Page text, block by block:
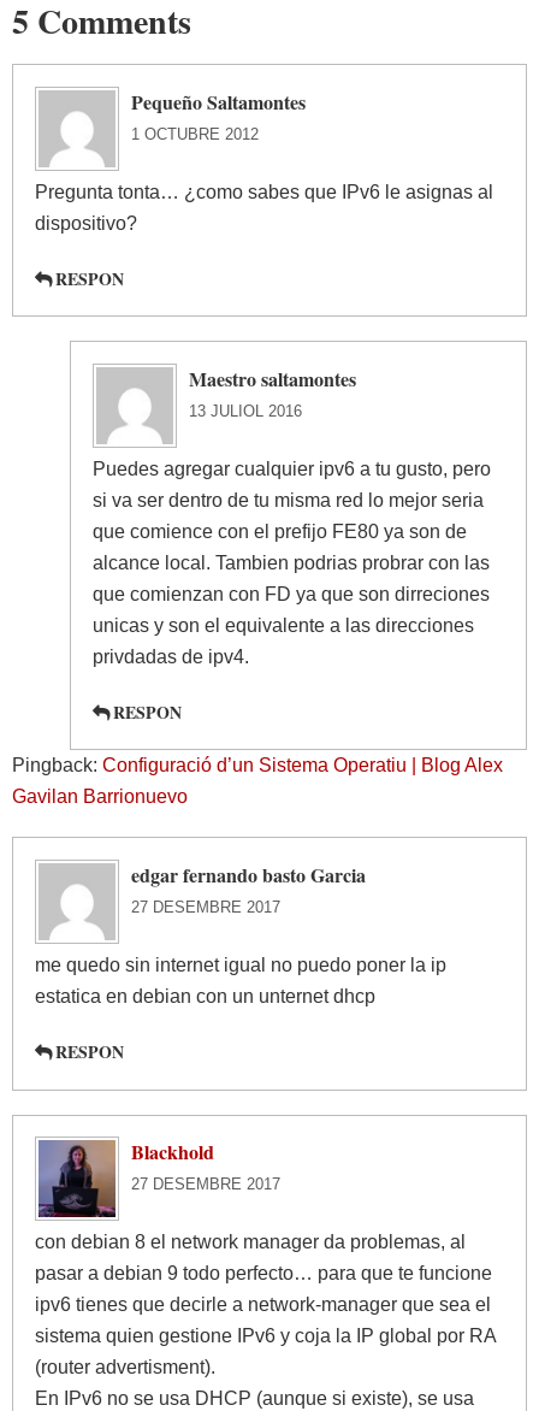
5 Comments
Pequeño Saltamontes
1 OCTUBRE 2012
Pregunta tonta… ¿como sabes que IPv6 le asignas al
dispositivo?
RESPON
Maestro saltamontes
13 JULIOL 2016
Puedes agregar cualquier ipv6 a tu gusto, pero
si va ser dentro de tu misma red lo mejor seria
que comience con el prefijo FE80 ya son de
alcance local. Tambien podrias probrar con las
que comienzan con FD ya que son dirreciones
unicas y son el equivalente a las direcciones
privdadas de ipv4.
RESPON
Pingback: Configuració d’un Sistema Operatiu | Blog Alex
Gavilan Barrionuevo
edgar fernando basto Garcia
27 DESEMBRE 2017
me quedo sin internet igual no puedo poner la ip
estatica en debian con un unternet dhcp
RESPON
Blackhold
27 DESEMBRE 2017
con debian 8 el network manager da problemas, al
pasar a debian 9 todo perfecto… para que te funcione
ipv6 tienes que decirle a network-manager que sea el
sistema quien gestione IPv6 y coja la IP global por RA
(router advertisment).
En IPv6 no se usa DHCP (aunque si existe), se usa